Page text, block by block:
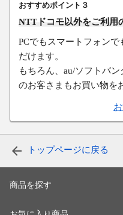
おすすめポイント３
NTTドコモ以外をご利用
PCでもスマートフォン
だけます。
もちろん、au/ソフトバ
のお客さまもお買い物を
トップページに戻る
商品を探す